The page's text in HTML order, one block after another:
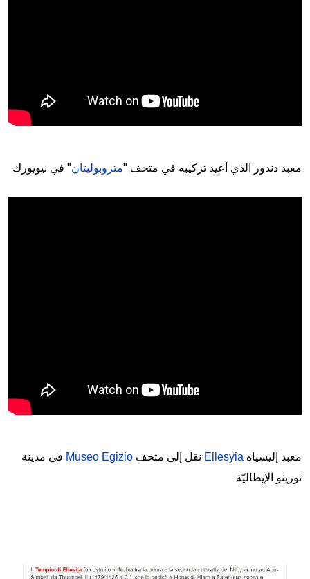
معبد دندور الذي أعيد تركيبه في متحف "متروبوليتان" في نيويورك
معبد إليسياه Ellesyia نقل إلى متحف Museo Egizio في مدينة
تورينو الإيطاليّة
Image